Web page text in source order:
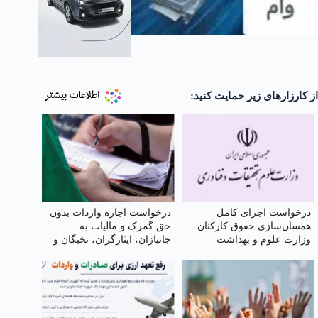
از کارزارهای زیر حمایت کنید:
درخواست اجرای کامل
همسان‌سازی حقوق کارکنان
وزارت علوم و بهداشت
درخواست اجازه واردات بدون
حق گمرک و مالیات به
جانبازان، ایثارگران، نخبگان و